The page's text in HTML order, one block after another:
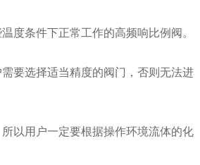
条件下正常工作的高频响比例阀。
要选择适当精度的阀门，否则无法进
以用户一定要根据操作环境流体的化